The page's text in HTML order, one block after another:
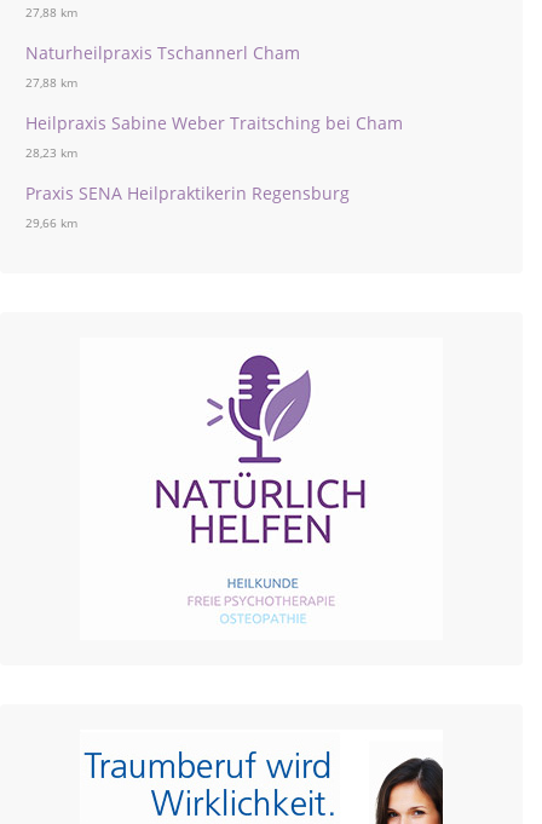
27,88 km
Naturheilpraxis Tschannerl Cham
27,88 km
Heilpraxis Sabine Weber Traitsching bei Cham
28,23 km
Praxis SENA Heilpraktikerin Regensburg
29,66 km